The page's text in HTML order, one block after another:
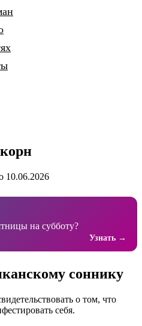
10.06.2026
на субботу?
Узнать →
соннику
о том, что
себя.